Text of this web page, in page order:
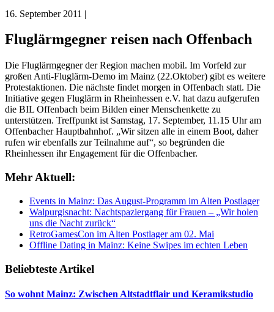
16. September 2011 |
Fluglärmgegner reisen nach Offenbach
Die Fluglärmgegner der Region machen mobil. Im Vorfeld zur
großen Anti-Fluglärm-Demo im Mainz (22.Oktober) gibt es weitere
Protestaktionen. Die nächste findet morgen in Offenbach statt. Die
Initiative gegen Fluglärm in Rheinhessen e.V. hat dazu aufgerufen
die BIL Offenbach beim Bilden einer Menschenkette zu
unterstützen. Treffpunkt ist Samstag, 17. September, 11.15 Uhr am
Offenbacher Hauptbahnhof. „Wir sitzen alle in einem Boot, daher
rufen wir ebenfalls zur Teilnahme auf“, so begründen die
Rheinhessen ihr Engagement für die Offenbacher.
Mehr Aktuell:
Events in Mainz: Das August-Programm im Alten Postlager
Walpurgisnacht: Nachtspaziergang für Frauen – „Wir holen
uns die Nacht zurück“
RetroGamesCon im Alten Postlager am 02. Mai
Offline Dating in Mainz: Keine Swipes im echten Leben
Beliebteste Artikel
So wohnt Mainz: Zwischen Altstadtflair und Keramikstudio